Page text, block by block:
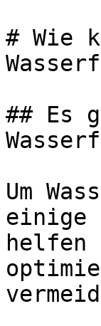
# Wie
## Es
Um
einige
helfen